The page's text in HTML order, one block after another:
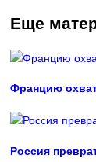
Еще
Францию
Россия